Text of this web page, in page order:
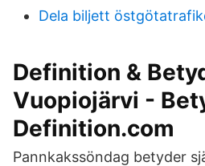
Dela biljett
Definition &
Vuopiojärvi -
Definition.com
Pannkakssöndag betyder